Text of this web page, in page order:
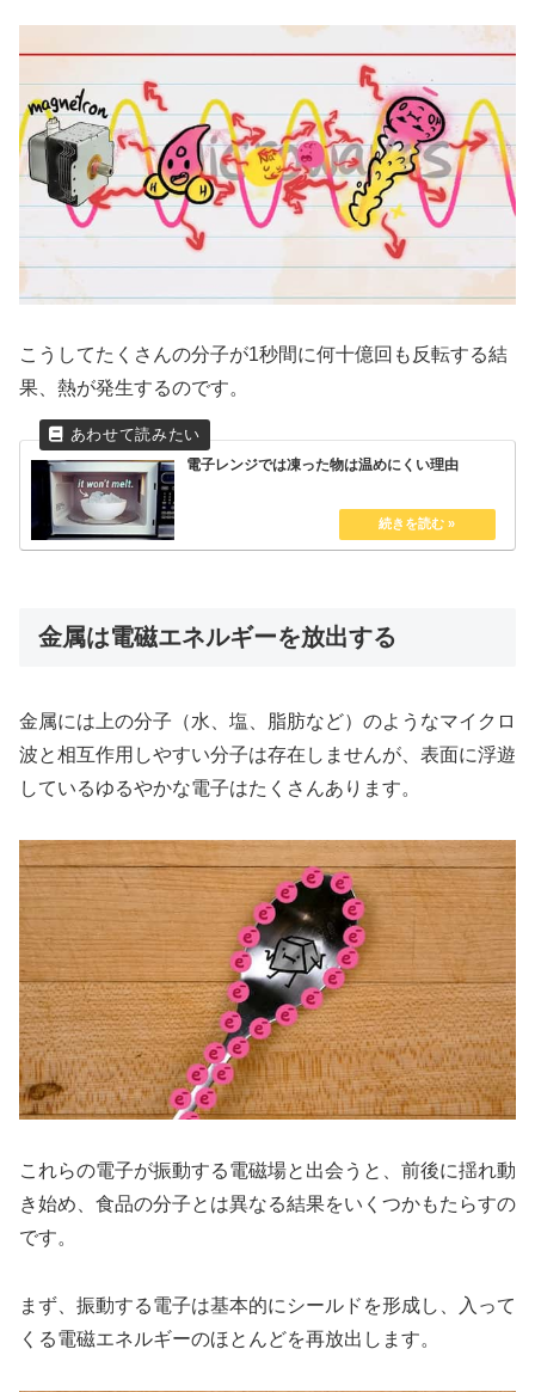
こうしてたくさんの分子が1秒間に何十億回も反転する結
果、熱が発生するのです。
電子レンジでは凍った物は温めにくい理由
金属は電磁エネルギーを放出する
金属には上の分子（水、塩、脂肪など）のようなマイクロ
波と相互作用しやすい分子は存在しませんが、表面に浮遊
しているゆるやかな電子はたくさんあります。
これらの電子が振動する電磁場と出会うと、前後に揺れ動
き始め、食品の分子とは異なる結果をいくつかもたらすの
です。
まず、振動する電子は基本的にシールドを形成し、入って
くる電磁エネルギーのほとんどを再放出します。